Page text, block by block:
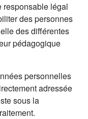
responsable légal
des personnes
des différentes
pédagogique
personnelles
adressée
sous la